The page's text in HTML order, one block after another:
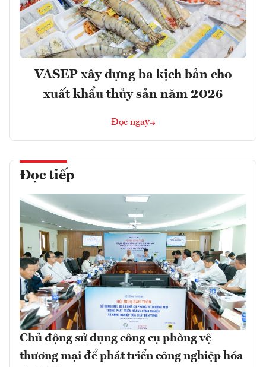
VASEP xây dựng ba kịch bản cho
xuất khẩu thủy sản năm 2026
Đọc ngay
Đọc tiếp
Chủ động sử dụng công cụ phòng vệ
thương mại để phát triển công nghiệp hóa